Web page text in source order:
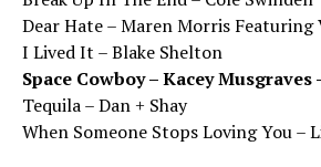
Dear Hate – Maren Morris Featuring
I Lived It – Blake Shelton
Space Cowboy – Kacey Musgraves
Tequila – Dan + Shay
When Someone Stops Loving You –